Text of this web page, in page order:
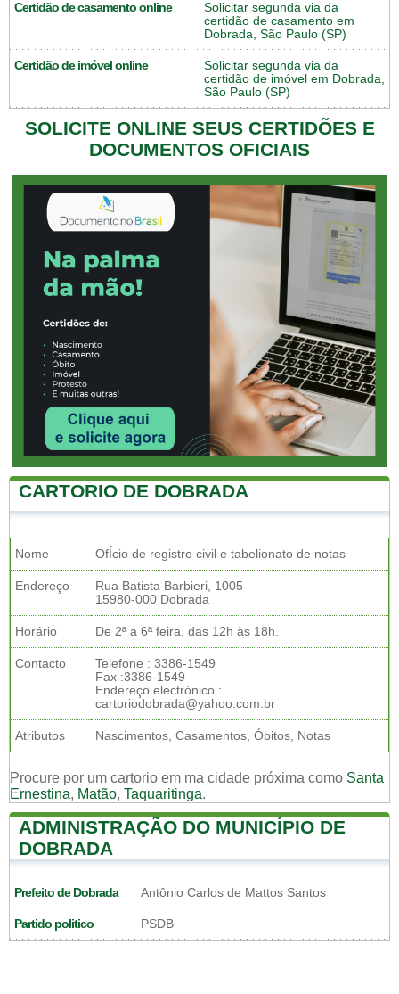
Certidão de casamento online
Solicitar segunda via da
certidão de casamento em
Dobrada, São Paulo (SP)
Certidão de imóvel online
Solicitar segunda via da
certidão de imóvel em Dobrada,
São Paulo (SP)
SOLICITE ONLINE SEUS CERTIDÕES E
DOCUMENTOS OFICIAIS
CARTORIO DE DOBRADA
Nome OfÍcio de registro civil e tabelionato de notas
Endereço
Rua Batista Barbieri, 1005
15980-000 Dobrada
Horário De 2ª a 6ª feira, das 12h às 18h.
Contacto
Telefone : 3386-1549
Fax :3386-1549
Endereço electrónico :
cartoriodobrada@yahoo.com.br
Atributos Nascimentos, Casamentos, Óbitos, Notas
Procure por um cartorio em ma cidade próxima como Santa
Ernestina, Matão, Taquaritinga.
ADMINISTRAÇÃO DO MUNICÍPIO DE
DOBRADA
Prefeito de Dobrada Antônio Carlos de Mattos Santos
Partido politico PSDB